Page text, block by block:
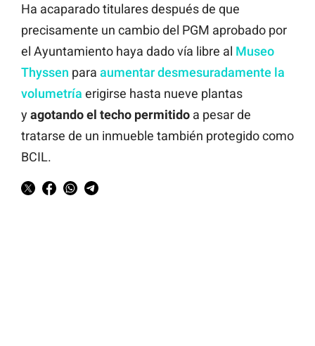
Ha acaparado titulares después de que
precisamente un cambio del PGM aprobado por
el Ayuntamiento haya dado vía libre al Museo
Thyssen para aumentar desmesuradamente la
volumetría erigirse hasta nueve plantas
y agotando el techo permitido a pesar de
tratarse de un inmueble también protegido como
BCIL.